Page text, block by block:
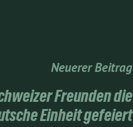
Neuerer Beitrag
Freunden die
Einheit gefeiert